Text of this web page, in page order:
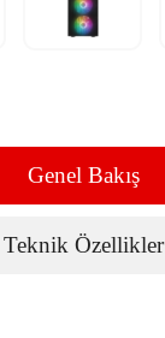
Genel Bakış
Teknik Özellikler